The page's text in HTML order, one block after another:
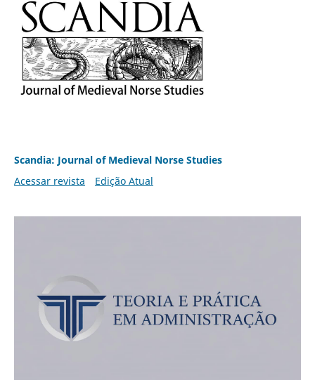
Scandia: Journal of Medieval Norse Studies
Acessar revista
Edição Atual